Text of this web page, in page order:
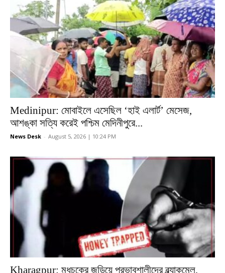
Medinipur: মোবাইলে এসেছিল ‘হাই এলার্ট’ মেসেজ,
আশঙ্কা সত্যি করেই পশ্চিম মেদিনীপুরে...
News Desk - August 5, 2026 | 10:24 PM
Kharagpur: মধুচক্রে জড়িয়ে প্রভাবশালীদের ব্ল্যাকমেল,